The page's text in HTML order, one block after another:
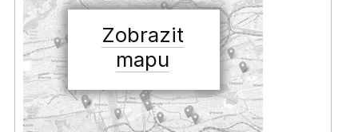
Zobrazit
mapu